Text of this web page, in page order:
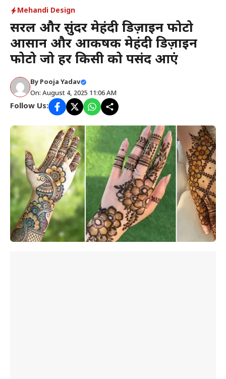
Mehandi Design
सरल और सुंदर मेहंदी डिज़ाइन फोटो
आसान और आकर्षक मेहंदी डिज़ाइन
फोटो जो हर किसी को पसंद आएं
By Pooja Yadav
On: August 4, 2025 11:06 AM
Follow Us: